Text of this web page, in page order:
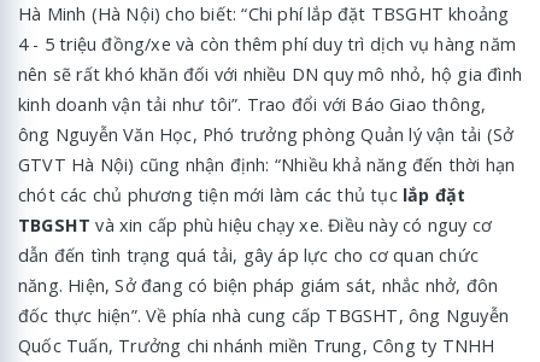
Hà Minh (Hà Nội) cho biết: “Chi phí lắp đặt TBSGHT khoảng
4 - 5 triệu đồng/xe và còn thêm phí duy trì dịch vụ hàng năm
nên sẽ rất khó khăn đối với nhiều DN quy mô nhỏ, hộ gia đình
kinh doanh vận tải như tôi”. Trao đổi với Báo Giao thông,
ông Nguyễn Văn Học, Phó trưởng phòng Quản lý vận tải (Sở
GTVT Hà Nội) cũng nhận định: “Nhiều khả năng đến thời hạn
chót các chủ phương tiện mới làm các thủ tục lắp đặt
TBGSHT và xin cấp phù hiệu chạy xe. Điều này có nguy cơ
dẫn đến tình trạng quá tải, gây áp lực cho cơ quan chức
năng. Hiện, Sở đang có biện pháp giám sát, nhắc nhở, đôn
đốc thực hiện”. Về phía nhà cung cấp TBGSHT, ông Nguyễn
Quốc Tuấn, Trưởng chi nhánh miền Trung, Công ty TNHH